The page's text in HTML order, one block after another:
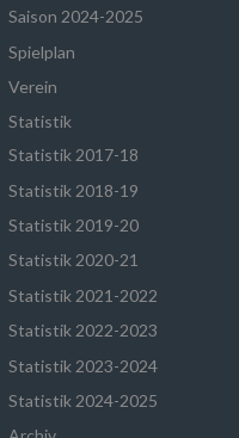
Saison 2024-2025
Spielplan
Verein
Statistik
Statistik 2017-18
Statistik 2018-19
Statistik 2019-20
Statistik 2020-21
Statistik 2021-2022
Statistik 2022-2023
Statistik 2023-2024
Statistik 2024-2025